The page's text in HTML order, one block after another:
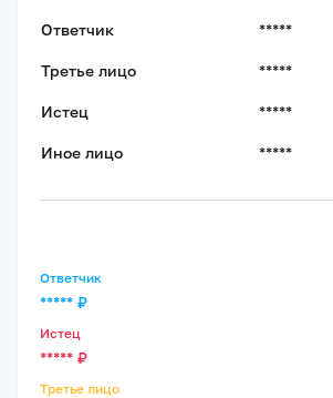
Ответчик *****
Третье лицо *****
Истец *****
Иное лицо *****
Ответчик
***** ₽
Истец
***** ₽
Третье лицо